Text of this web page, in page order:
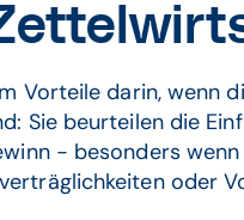
Vorteile darin, wenn
Sie beurteilen die
− besonders
oder